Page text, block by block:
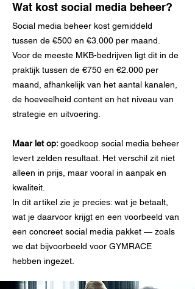
Wat kost social media beheer?
Social media beheer kost gemiddeld
tussen de €500 en €3.000 per maand.
Voor de meeste MKB-bedrijven ligt dit in de
praktijk tussen de €750 en €2.000 per
maand, afhankelijk van het aantal kanalen,
de hoeveelheid content en het niveau van
strategie en uitvoering.
Maar let op:goedkoop social media beheer
levert zelden resultaat. Het verschil zit niet
alleen in prijs, maar vooral in aanpak en
kwaliteit.
In dit artikel zie je precies: wat je betaalt,
wat je daarvoor krijgt en een voorbeeld van
een concreet social media pakket — zoals
we dat bijvoorbeeld voor GYMRACE
hebben ingezet.